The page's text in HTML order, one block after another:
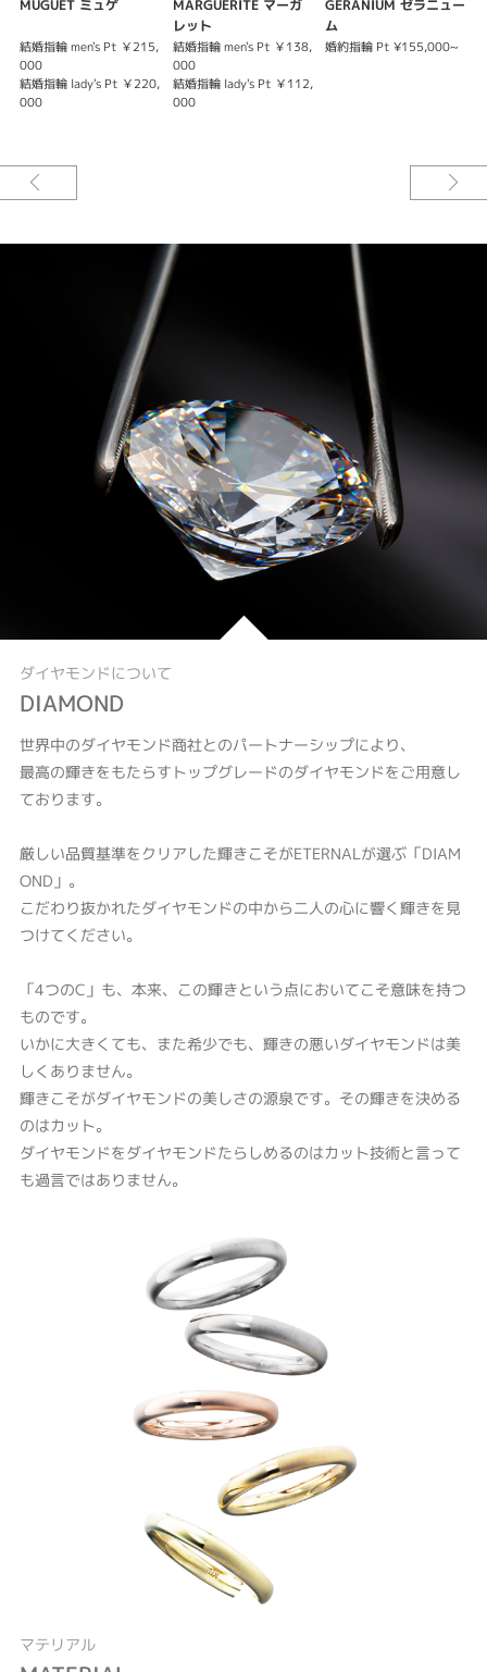
MUGUET ミュゲ
結婚指輪 men's Pt ￥215,
000
結婚指輪 lady's Pt ￥220,
000
MARGUERITE マーガ
レット
結婚指輪 men's Pt ￥138,
000
結婚指輪 lady's Pt ￥112,
000
GERANIUM ゼラニュー
ム
婚約指輪 Pt ¥155,000~
ダイヤモンドについて
DIAMOND
世界中のダイヤモンド商社とのパートナーシップにより、
最高の輝きをもたらすトップグレードのダイヤモンドをご用意し
ております。
厳しい品質基準をクリアした輝きこそがETERNALが選ぶ「DIAM
OND」。
こだわり抜かれたダイヤモンドの中から二人の心に響く輝きを見
つけてください。
「4つのC」も、本来、この輝きという点においてこそ意味を持つ
ものです。
いかに大きくても、また希少でも、輝きの悪いダイヤモンドは美
しくありません。
輝きこそがダイヤモンドの美しさの源泉です。その輝きを決める
のはカット。
ダイヤモンドをダイヤモンドたらしめるのはカット技術と言って
も過言ではありません。
マテリアル